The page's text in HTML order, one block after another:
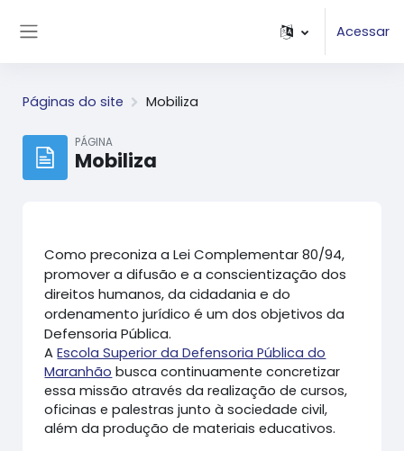
Acessar
Páginas do site Mobiliza
PÁGINA
Mobiliza
Como preconiza a Lei Complementar 80/94,
promover a difusão e a conscientização dos
direitos humanos, da cidadania e do
ordenamento jurídico é um dos objetivos da
Defensoria Pública.
AEscola Superior da Defensoria Pública do
Maranhão busca continuamente concretizar
essa missão através da realização de cursos,
oficinas e palestras junto à sociedade civil,
além da produção de materiais educativos.